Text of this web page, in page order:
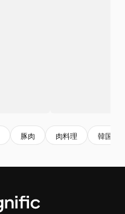
豚肉 肉料理 韓国料